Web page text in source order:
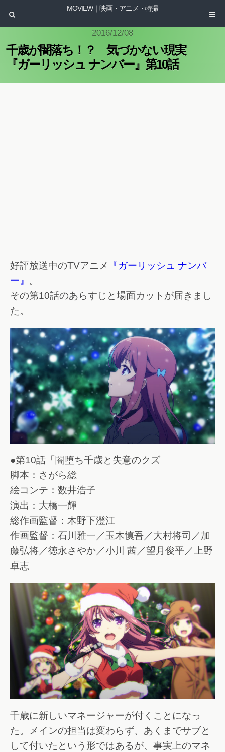
MOVIEW｜映画・アニメ・特撮
2016/12/08
千歳が闇落ち！？ 気づかない現実
『ガーリッシュ ナンバー』第10話
好評放送中のTVアニメ
『ガーリッシュ ナンバ
ー』 。
その第10話のあらすじと場面カットが届きまし
た。
●第10話「闇堕ち千歳と失意のクズ」
脚本：さがら総
絵コンテ：数井浩子
演出：大橋一輝
総作画監督：木野下澄江
作画監督：石川雅一／玉木慎吾／大村将司／加
藤弘将／徳永さやか／小川 茜／望月俊平／上野
卓志
千歳に新しいマネージャーが付くことになっ
た。メインの担当は変わらず、あくまでサブと
して付いたという形ではあるが、事実上のマネ